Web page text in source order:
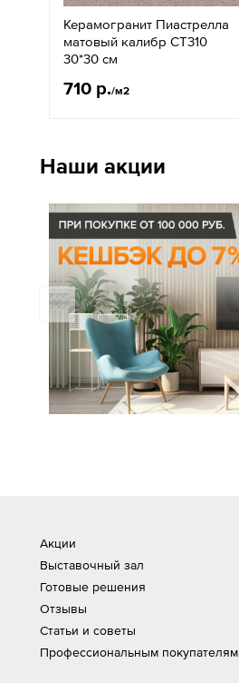
Керамогранит Пиастрелла
матовый калибр СТ310
30*30 см
710 р./м2
Наши акции
Акции
Выставочный зал
Готовые решения
Отзывы
Статьи и советы
Профессиональным покупателям